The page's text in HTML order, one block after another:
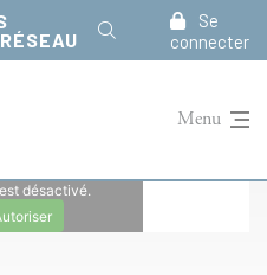
Se
connecter
Menu
désactivé.